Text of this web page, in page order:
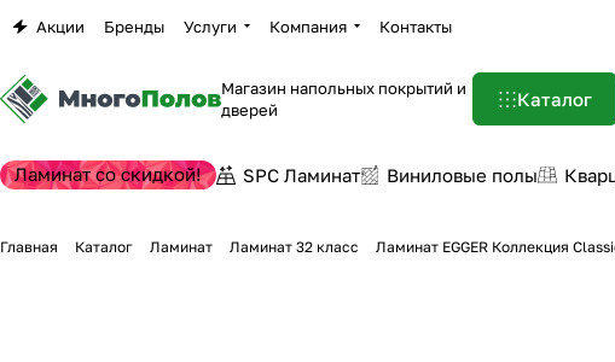
Акции Бренды Услуги Компания Контакты
Магазин напольных покрытий и
дверей
Каталог
Ламинат со скидкой! SPC Ламинат Виниловые полы
Главная Каталог Ламинат Ламинат 32 класс Ламинат EGGER Коллекция